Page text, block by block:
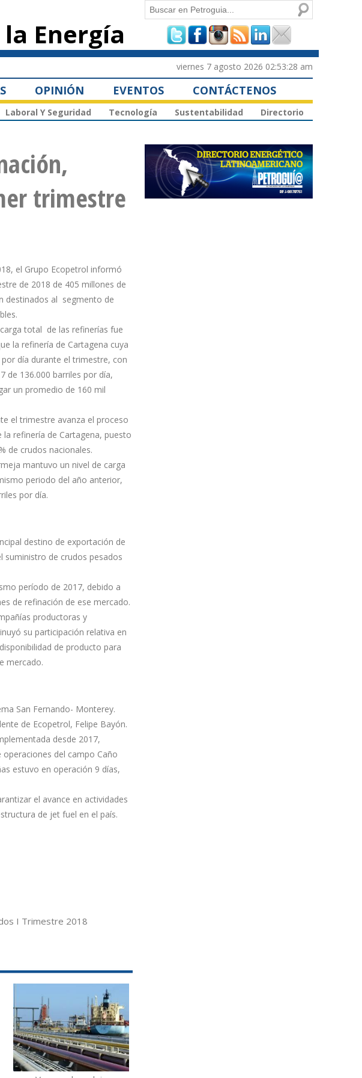
Energía
Formulario de
búsqueda
Buscar
viernes 7 agosto 2026 02:53:28 am
OPINIÓN EVENTOS CONTÁCTENOS
Laboral Y Seguridad Tecnología Sustentabilidad Directorio
trimestre
el Grupo Ecopetrol informó
de 2018 de 405 millones de
destinados al segmento de
total de las refinerías fue
la refinería de Cartagena cuya
día durante el trimestre, con
de 136.000 barriles por día,
un promedio de 160 mil
el trimestre avanza el proceso
refinería de Cartagena, puesto
de crudos nacionales.
mantuvo un nivel de carga
periodo del año anterior,
por día.
destino de exportación de
suministro de crudos pesados
período de 2017, debido a
de refinación de ese mercado.
productoras y
su participación relativa en
de producto para
mercado.
San Fernando- Monterey.
de Ecopetrol, Felipe Bayón.
desde 2017,
del campo Caño
estuvo en operación 9 días,
el avance en actividades
de jet fuel en el país.
I Trimestre 2018